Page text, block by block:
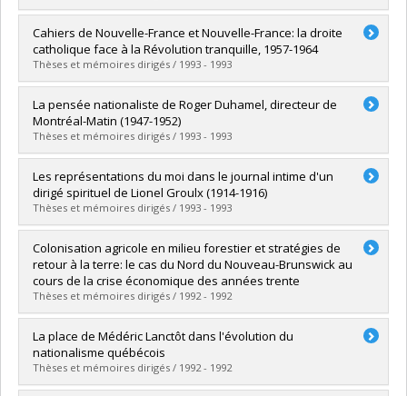
Diplômé(e) :Lang, Nicole
Cycle :Doctorat
Diplôme obtenu :Ph. D.
Lien vers le document dans Papyrus
Cahiers de Nouvelle-France et Nouvelle-France: la droite
catholique face à la Révolution tranquille, 1957-1964
Thèses et mémoires dirigés / 1993 - 1993
Diplômé(e) :Renaud, Sylvie
Cycle :Maîtrise
Diplôme obtenu :M.A.
Lien vers le document dans Papyrus
La pensée nationaliste de Roger Duhamel, directeur de
Montréal-Matin (1947-1952)
Thèses et mémoires dirigés / 1993 - 1993
Diplômé(e) :Langevin, Martin
Cycle :Maîtrise
Diplôme obtenu :M.A.
Lien vers le document dans Papyrus
Les représentations du moi dans le journal intime d'un
dirigé spirituel de Lionel Groulx (1914-1916)
Thèses et mémoires dirigés / 1993 - 1993
Diplômé(e) : Stapinsky, Stéphane
Cycle : Maîtrise
Diplôme obtenu :M.A.
Lien vers le document dans Papyrus
Colonisation agricole en milieu forestier et stratégies de
retour à la terre: le cas du Nord du Nouveau-Brunswick au
cours de la crise économique des années trente
Thèses et mémoires dirigés / 1992 - 1992
Diplômé(e) :Cyr, Jean-Roch
Cycle :Doctorat
Diplôme obtenu :Ph. D.
Lien vers le document dans Papyrus
La place de Médéric Lanctôt dans l'évolution du
nationalisme québécois
Thèses et mémoires dirigés / 1992 - 1992